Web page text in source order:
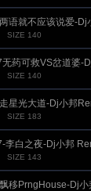
语就不应该说爱-Dj
SIZE 140
药可救VS岔道婆-
SIZE 140
星光大道-Dj小邦
SIZE 183
李白之夜-Dj小邦
SIZE 143
移PrngHouse-Dj小